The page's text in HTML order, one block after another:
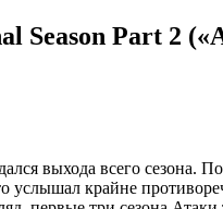
Season Part 2
выхода всего сезона.
крайне